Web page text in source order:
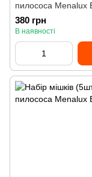
пилососа Menalux
380 грн
В наявності